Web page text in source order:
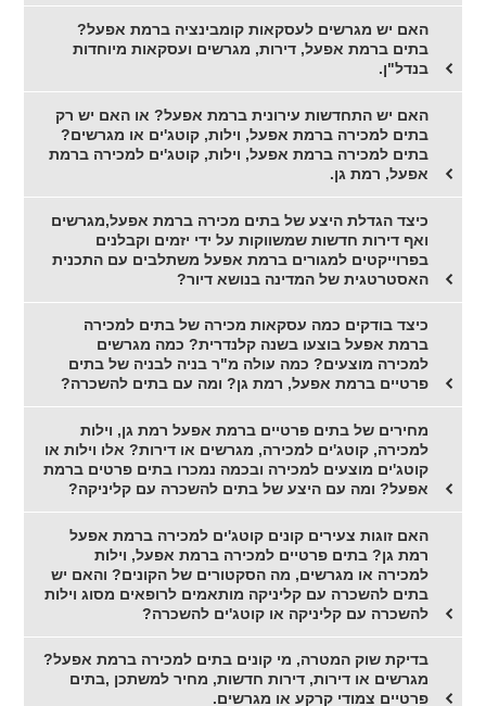
האם יש מגרשים לעסקאות קומבינציה ברמת אפעל?
בתים ברמת אפעל, דירות, מגרשים ועסקאות מיוחדות
בנדל"ן.
האם יש התחדשות עירונית ברמת אפעל? או האם יש רק
בתים למכירה ברמת אפעל, וילות, קוטג'ים או מגרשים?
בתים למכירה ברמת אפעל, וילות, קוטג'ים למכירה ברמת
אפעל, רמת גן.
כיצד הגדלת היצע של בתים מכירה ברמת אפעל,מגרשים
ואף דירות חדשות שמשווקות על ידי יזמים וקבלנים
בפרוייקטים למגורים ברמת אפעל משתלבים עם התכנית
האסטרטגית של המדינה בנושא דיור?
כיצד בודקים כמה עסקאות מכירה של בתים למכירה
ברמת אפעל בוצעו בשנה קלנדרית? כמה מגרשים
למכירה מוצעים? כמה עולה מ"ר בניה לבניה של בתים
פרטיים ברמת אפעל, רמת גן? ומה עם בתים להשכרה?
מחירים של בתים פרטיים ברמת אפעל רמת גן, וילות
למכירה, קוטג'ים למכירה, מגרשים או דירות? אלו וילות או
קוטג'ים מוצעים למכירה ובכמה נמכרו בתים פרטים ברמת
אפעל? ומה עם היצע של בתים להשכרה עם קליניקה?
האם זוגות צעירים קונים קוטג'ים למכירה ברמת אפעל
רמת גן? בתים פרטיים למכירה ברמת אפעל, וילות
למכירה או מגרשים, מה הסקטורים של הקונים? והאם יש
בתים להשכרה עם קליניקה מותאמים לרופאים מסוג וילות
להשכרה עם קליניקה או קוטג'ים להשכרה?
בדיקת שוק המטרה, מי קונים בתים למכירה ברמת אפעל?
מגרשים או דירות, דירות חדשות, מחיר למשתכן ,בתים
פרטיים צמודי קרקע או מגרשים.